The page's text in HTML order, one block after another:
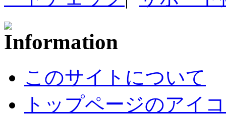
このサイトについて
トップページのアイ